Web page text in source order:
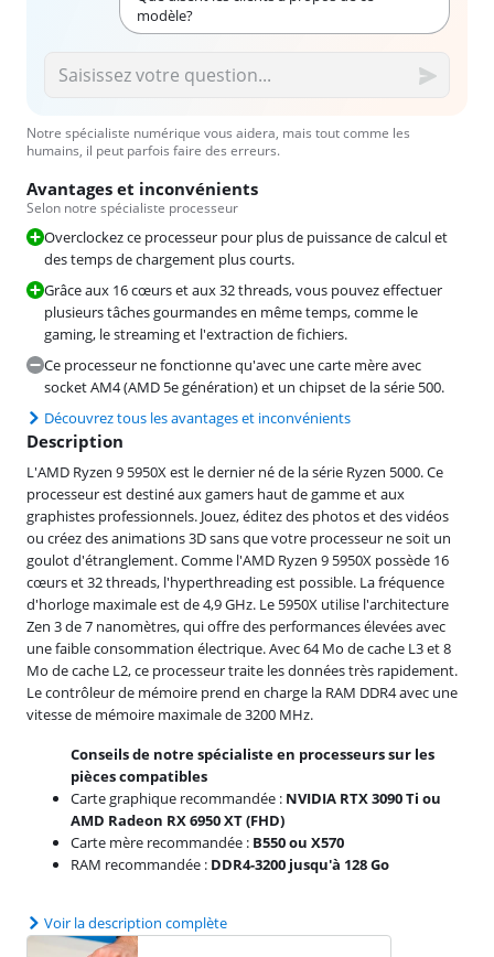
modèle?
Notre spécialiste numérique vous aidera, mais tout comme les
humains, il peut parfois faire des erreurs.
Avantages et inconvénients
Selon notre spécialiste processeur
Overclockez ce processeur pour plus de puissance de calcul et
des temps de chargement plus courts.
Grâce aux 16 cœurs et aux 32 threads, vous pouvez effectuer
plusieurs tâches gourmandes en même temps, comme le
gaming, le streaming et l'extraction de fichiers.
Ce processeur ne fonctionne qu'avec une carte mère avec
socket AM4 (AMD 5e génération) et un chipset de la série 500.
Découvrez tous les avantages et inconvénients
Description
L'AMD Ryzen 9 5950X est le dernier né de la série Ryzen 5000. Ce
processeur est destiné aux gamers haut de gamme et aux
graphistes professionnels. Jouez, éditez des photos et des vidéos
ou créez des animations 3D sans que votre processeur ne soit un
goulot d'étranglement. Comme l'AMD Ryzen 9 5950X possède 16
cœurs et 32 threads, l'hyperthreading est possible. La fréquence
d'horloge maximale est de 4,9 GHz. Le 5950X utilise l'architecture
Zen 3 de 7 nanomètres, qui offre des performances élevées avec
une faible consommation électrique. Avec 64 Mo de cache L3 et 8
Mo de cache L2, ce processeur traite les données très rapidement.
Le contrôleur de mémoire prend en charge la RAM DDR4 avec une
vitesse de mémoire maximale de 3200 MHz.
Conseils de notre spécialiste en processeurs sur les
pièces compatibles
Carte graphique recommandée : NVIDIA RTX 3090 Ti ou
AMD Radeon RX 6950 XT (FHD)
Carte mère recommandée : B550 ou X570
RAM recommandée : DDR4-3200 jusqu'à 128 Go
Voir la description complète